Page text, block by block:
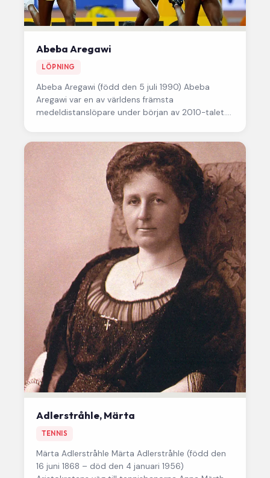
Abeba Aregawi
LÖPNING
Abeba Aregawi (född den 5 juli 1990) Abeba
Aregawi var en av världens främsta
medeldistanslöpare under början av 2010-talet.
Adlerstråhle, Märta
TENNIS
Märta Adlerstråhle Märta Adlerstråhle (född den
16 juni 1868 – död den 4 januari 1956)